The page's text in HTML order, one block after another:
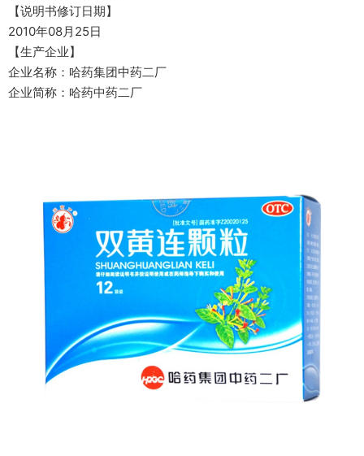
【说明书修订日期】
2010年08月25日
【生产企业】
企业名称：哈药集团中药二厂
企业简称：哈药中药二厂